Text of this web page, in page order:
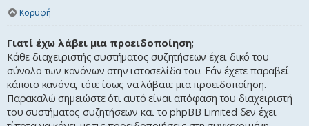
Κορυφή
Γιατί έχω λάβει μια προειδοποίηση;
Κάθε διαχειριστής συστήματος συζητήσεων έχει δικό του
σύνολο των κανόνων στην ιστοσελίδα του. Εάν έχετε παραβεί
κάποιο κανόνα, τότε ίσως να λάβατε μια προειδοποίηση.
Παρακαλώ σημειώστε ότι αυτό είναι απόφαση του διαχειριστή
του συστήματος συζητήσεων και το phpBB Limited δεν έχει